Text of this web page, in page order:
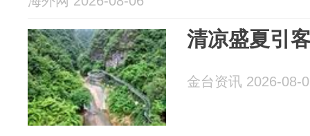
清凉盛夏引
金台资讯 2026-08-